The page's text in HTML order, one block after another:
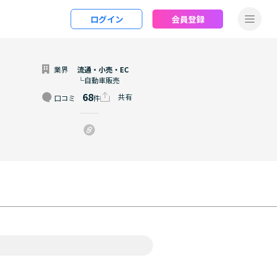
ログイン 会員登録
業界
流通・小売・EC
└自動車販売
口コミ 68件 共有